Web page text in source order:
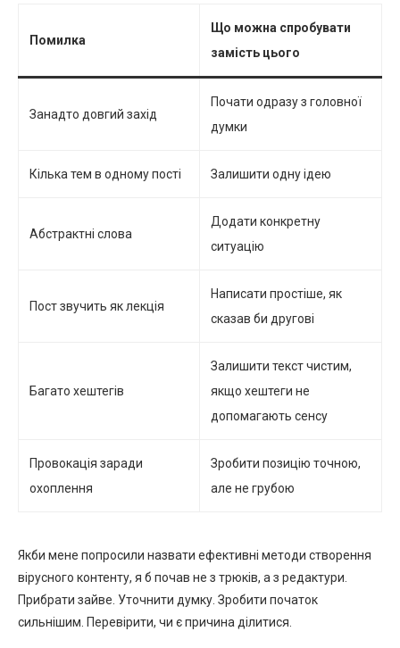
Помилка
Що можна спробувати
замість цього
Занадто довгий захід
Почати одразу з головної
думки
Кілька тем в одному пості Залишити одну ідею
Абстрактні слова
Додати конкретну
ситуацію
Пост звучить як лекція
Написати простіше, як
сказав би другові
Багато хештегів
Залишити текст чистим,
якщо хештеги не
допомагають сенсу
Провокація заради
охоплення
Зробити позицію точною,
але не грубою
Якби мене попросили назвати ефективні методи створення
вірусного контенту, я б почав не з трюків, а з редактури.
Прибрати зайве. Уточнити думку. Зробити початок
сильнішим. Перевірити, чи є причина ділитися.